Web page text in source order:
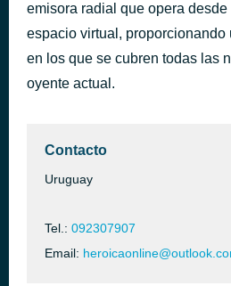
emisora radial que opera
espacio virtual, proporcionando
en los que se cubren todas las
oyente actual.
Contacto
Uruguay
Tel.: 092307907
Email: